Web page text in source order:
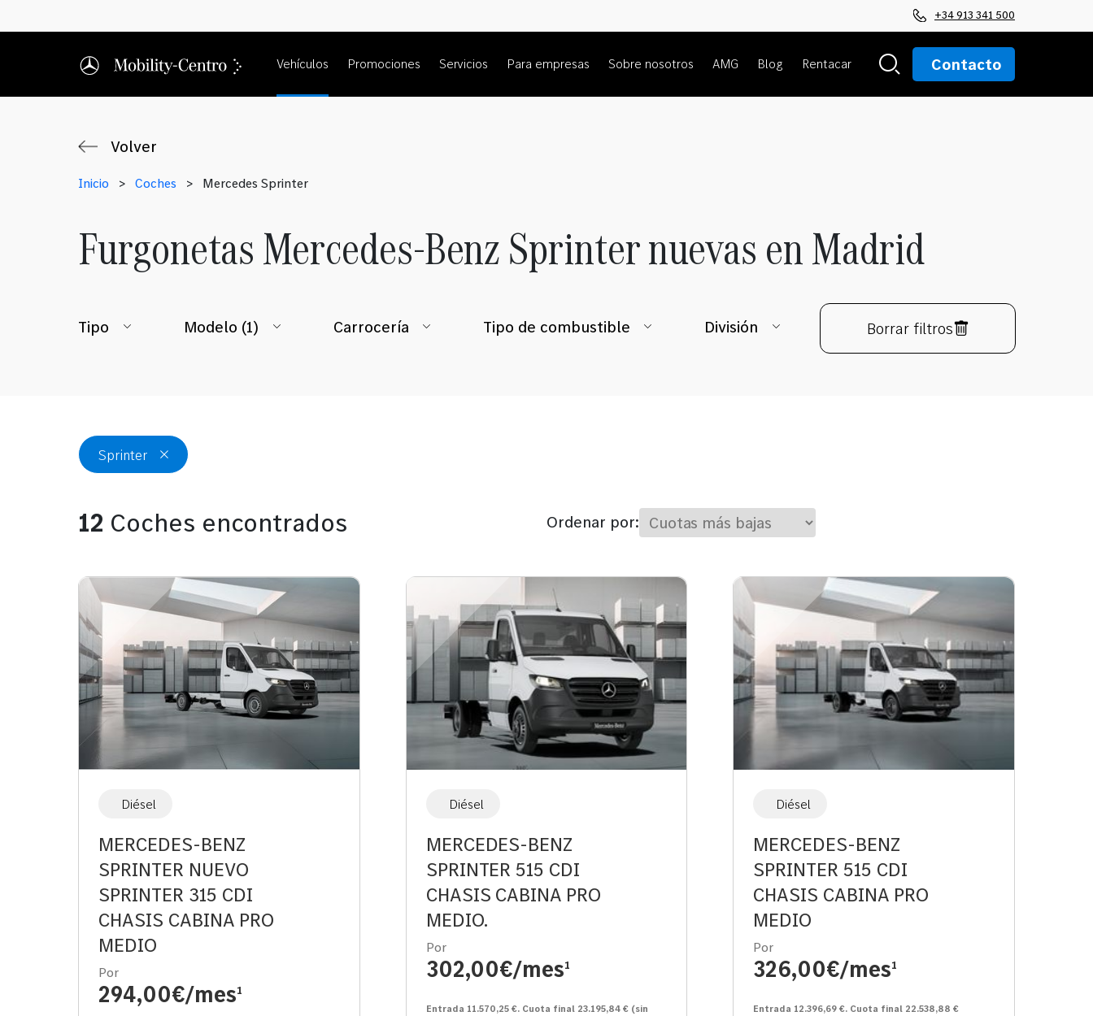
+34 913 341 500
Vehículos Promociones Servicios Para empresas Sobre nosotros AMG Blog Rentacar Contacto
Volver
Inicio > Coches > Mercedes Sprinter
Furgonetas Mercedes-Benz Sprinter nuevas en Madrid
Tipo Modelo (1) Carrocería Tipo de combustible División Borrar filtros
Sprinter
12 Coches encontrados Ordenar por:
Diésel
MERCEDES-BENZ
SPRINTER NUEVO
SPRINTER 315 CDI
CHASIS CABINA PRO
MEDIO
Por
294,00€/mes1
Diésel
MERCEDES-BENZ
SPRINTER 515 CDI
CHASIS CABINA PRO
MEDIO.
Por
302,00€/mes1
Entrada 11.570,25 €. Cuota final 23.195,84 € (sin
Diésel
MERCEDES-BENZ
SPRINTER 515 CDI
CHASIS CABINA PRO
MEDIO
Por
326,00€/mes1
Entrada 12.396,69 €. Cuota final 22.538,88 €